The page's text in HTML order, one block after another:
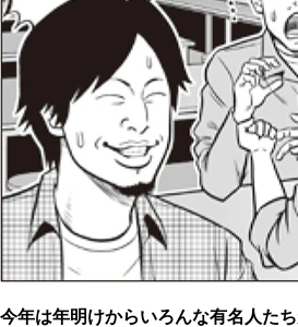
今年は年明けからいろんな有名人た